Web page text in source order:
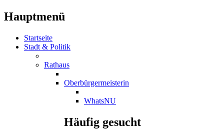
Hauptmenü
Startseite
Stadt & Politik
Rathaus
Oberbürgermeisterin
WhatsNU
Häufig gesucht